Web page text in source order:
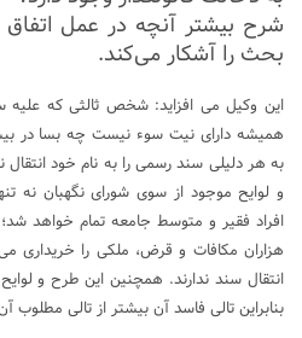
شرح بیشتر آنچه در عمل اتفاق
بحث را آشکار می‌کند.
این وکیل می افزاید: شخص ثالثی که علیه
همیشه دارای نیت سوء‌ نیست چه بسا در
به هر دلیلی سند رسمی را به نام خود
و لوایح موجود از سوی شورای نگهبان نه
افراد فقیر و متوسط جامعه تمام خواهد شد؛
هزاران مکافات و قرض، ملکی را خریداری
انتقال سند ندارند. همچنین این طرح و
بنابراین تالی فاسد آن بیشتر از تالی مطلوب